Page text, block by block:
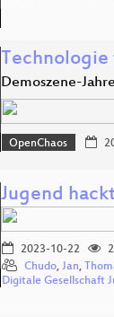
Demoszene-
OpenChaos
Jugend
2023-10-22
Chudo, Jan,
Digitale Gesellschaft